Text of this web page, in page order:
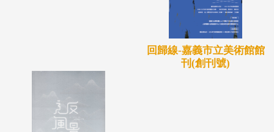
回歸線-嘉義市立美術館館
刊(創刊號)